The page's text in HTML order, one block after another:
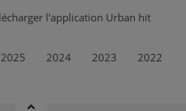
l'application Urban hit
2025 2024 2023 2022